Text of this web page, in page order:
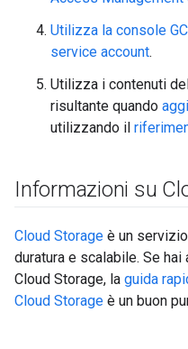
Utilizza la console
service account.
Utilizza i contenuti
risultante quando
utilizzando il
Informazioni su
Cloud Storage è un
duratura e scalabile. Se
Cloud Storage, la guida
Cloud Storage è un buon